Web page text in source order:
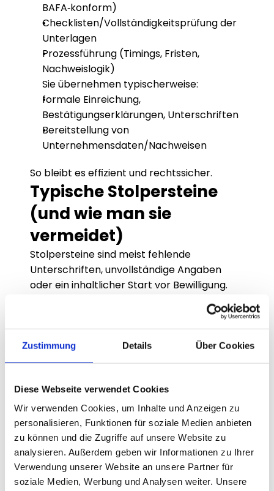
Zustimmung Details Über Cookies
Diese Webseite verwendet Cookies
Wir verwenden Cookies, um Inhalte und Anzeigen zu
personalisieren, Funktionen für soziale Medien anbieten
zu können und die Zugriffe auf unsere Website zu
analysieren. Außerdem geben wir Informationen zu Ihrer
Verwendung unserer Website an unsere Partner für
soziale Medien, Werbung und Analysen weiter. Unsere
BAFA‑konform)
Checklisten/Vollständigkeitsprüfung der
Unterlagen
Prozessführung (Timings, Fristen,
Nachweislogik)
Sie übernehmen typischerweise:
formale Einreichung,
Bestätigungserklärungen, Unterschriften
Bereitstellung von
Unternehmensdaten/Nachweisen
So bleibt es effizient und rechtssicher.
Typische Stolpersteine
(und wie man sie
vermeidet)
Stolpersteine sind meist fehlende
Unterschriften, unvollständige Angaben
oder ein inhaltlicher Start vor Bewilligung.
Das vermeiden wir durch klare To‑dos, feste
Vollständigkeitsprüfung vor Einreichung.
Außerdem achten wir darauf, dass
Antragstext und spätere Deliverables
und beschleunigt die Auszahlung.
Prozessdisziplin ist hier wichtiger als „schnell
abschicken“.
Entscheidungsregeln
(Wenn–Dann)
Wenn Sie die formale Antragstellung